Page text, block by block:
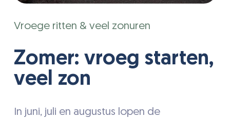
Vroege ritten & veel zonuren
Zomer: vroeg starten,
veel zon
In juni, juli en augustus lopen de